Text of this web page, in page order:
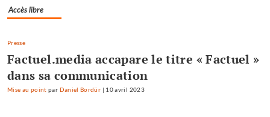
Accès libre
Presse
Factuel.media accapare le titre « Factuel »
dans sa communication
Mise au point par Daniel Bordür | 10 avril 2023